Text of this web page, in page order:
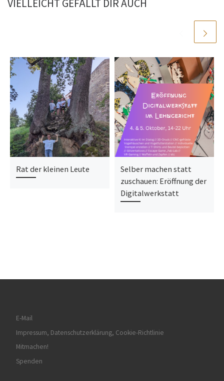
VIELLEICHT GEFÄLLT DIR AUCH
Rat der kleinen Leute
Selber machen statt
zuschauen: Eröffnung der
Digitalwerkstatt
E-Mail
Impressum, Datenschutzerklärung, Cookie-Richtlinie
Mitmachen!
Spenden